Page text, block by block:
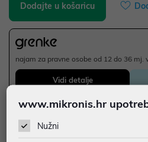
Dodajte u košaricu
najam za pravne osobe od 12 do 36 mj.
Vidi detalje
JAMSTVO 12 MJ.
www.mikronis.hr
Nužni